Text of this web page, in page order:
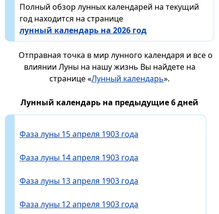
Полный обзор лунных календарей на текущий
год находится на странице
лунный календарь на 2026 год
Отправная точка в мир лунного календаря и все о
влиянии Луны на нашу жизнь Вы найдете на
странице «Лунный календарь».
Лунный календарь на предыдущие 6 дней
Фаза луны 15 апреля 1903 года
Фаза луны 14 апреля 1903 года
Фаза луны 13 апреля 1903 года
Фаза луны 12 апреля 1903 года